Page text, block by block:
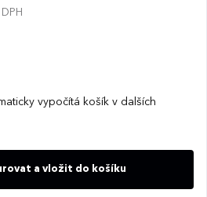
vypočítá košík v dalších
a vložit do košíku